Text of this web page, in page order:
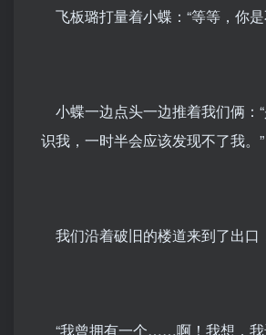
飞板璐打量着小蝶：“等等，你
小蝶一边点头一边推着我们俩
识我，一时半会应该发现不了我。”
我们沿着破旧的楼道来到了出口
“我曾拥有一个……啊！我想，